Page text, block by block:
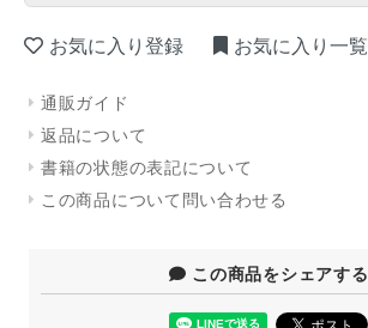
お気に入り登録 お気に入り一覧
通販ガイド
返品について
書籍の状態の表記について
この商品について問い合わせる
この商品をシェアする